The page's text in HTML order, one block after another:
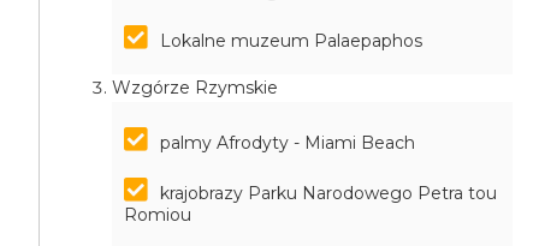
Lokalne muzeum Palaepaphos
Wzgórze Rzymskie
palmy Afrodyty - Miami Beach
krajobrazy Parku Narodowego Petra tou
Romiou